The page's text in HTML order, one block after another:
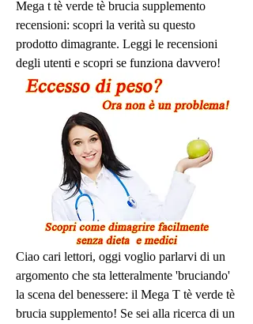
Mega t tè verde tè brucia supplemento
recensioni: scopri la verità su questo
prodotto dimagrante. Leggi le recensioni
degli utenti e scopri se funziona davvero!
Ciao cari lettori, oggi voglio parlarvi di un
argomento che sta letteralmente 'bruciando'
la scena del benessere: il Mega T tè verde tè
brucia supplemento! Se sei alla ricerca di un